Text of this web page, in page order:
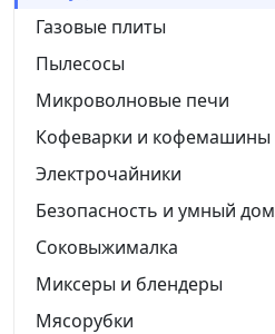
Газовые плиты
Пылесосы
Микроволновые печи
Кофеварки и кофемашины
Электрочайники
Безопасность и умный дом
Соковыжималка
Миксеры и блендеры
Мясорубки